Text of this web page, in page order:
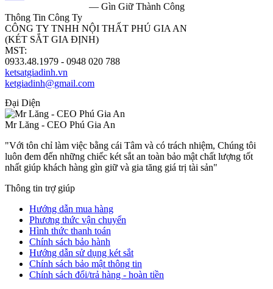
— Gìn Giữ Thành Công
Thông Tin Công Ty
CÔNG TY TNHH NỘI THẤT PHÚ GIA AN
(KÉT SẮT GIA ĐỊNH)
MST:
0933.48.1979 - 0948 020 788
ketsatgiadinh.vn
ketgiadinh@gmail.com
Đại Diện
Mr Lăng - CEO Phú Gia An
"Với tôn chỉ làm việc bằng cái Tâm và có trách nhiệm, Chúng tôi
luôn đem đến những chiếc két sắt an toàn bảo mật chất lượng tốt
nhất giúp khách hàng gìn giữ và gia tăng giá trị tài sản"
Thông tin trợ giúp
Hướng dẫn mua hàng
Phương thức vận chuyển
Hình thức thanh toán
Chính sách bảo hành
Hướng dẫn sử dụng két sắt
Chính sách bảo mật thông tin
Chính sách đổi/trả hàng - hoàn tiền